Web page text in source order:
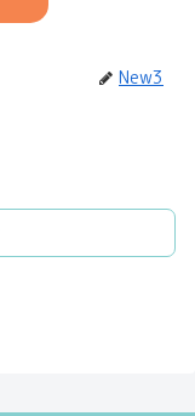
New3